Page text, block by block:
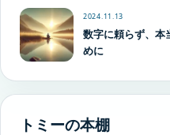
2024.11.13
数字に頼らず、本
めに
トミーの本棚